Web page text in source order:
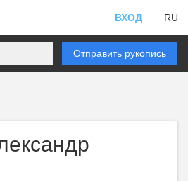
ВХОД RU
Отправить рукопись